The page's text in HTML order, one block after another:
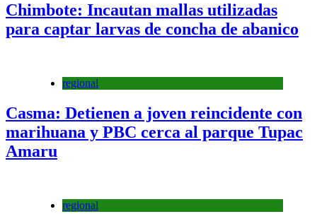
Chimbote: Incautan mallas utilizadas
para captar larvas de concha de abanico
regional
Casma: Detienen a joven reincidente con
marihuana y PBC cerca al parque Tupac
Amaru
regional